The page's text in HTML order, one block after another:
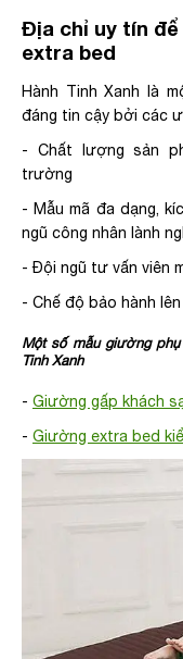
Địa chỉ uy tín
extra bed
Hành Tinh Xanh là
đáng tin cậy bởi các
- Chất lượng sản
trường
- Mẫu mã đa dạng,
ngũ công nhân lành
- Đội ngũ tư vấn viên
- Chế độ bảo hành
Một số mẫu giường
Tinh Xanh
- Giường gấp khách
- Giường extra bed